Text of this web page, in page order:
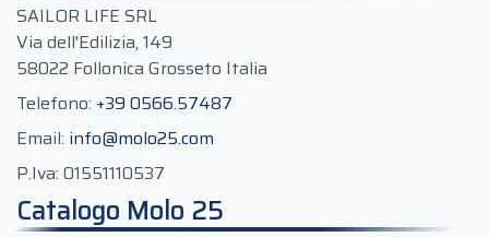
SAILOR LIFE SRL
Via dell'Edilizia, 149
58022 Follonica Grosseto Italia
Telefono: +39 0566.57487
Email: info@molo25.com
P.Iva: 01551110537
Catalogo Molo 25